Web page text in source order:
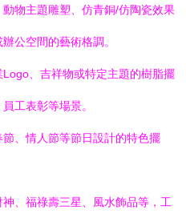
物主題雕塑、仿青銅/仿陶瓷效果
公空間的藝術格調。
Logo、吉祥物或特定主題的樹脂擺
工表彰等場景。
節、情人節等節日設計的特色擺
、福祿壽三星、風水飾品等，工